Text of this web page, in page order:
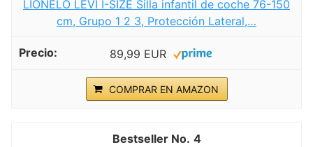
LIONELO LEVI I-SIZE Silla infantil de coche 76-150
cm, Grupo 1 2 3, Protección Lateral,…
89,99 EUR
COMPRAR EN AMAZON
4